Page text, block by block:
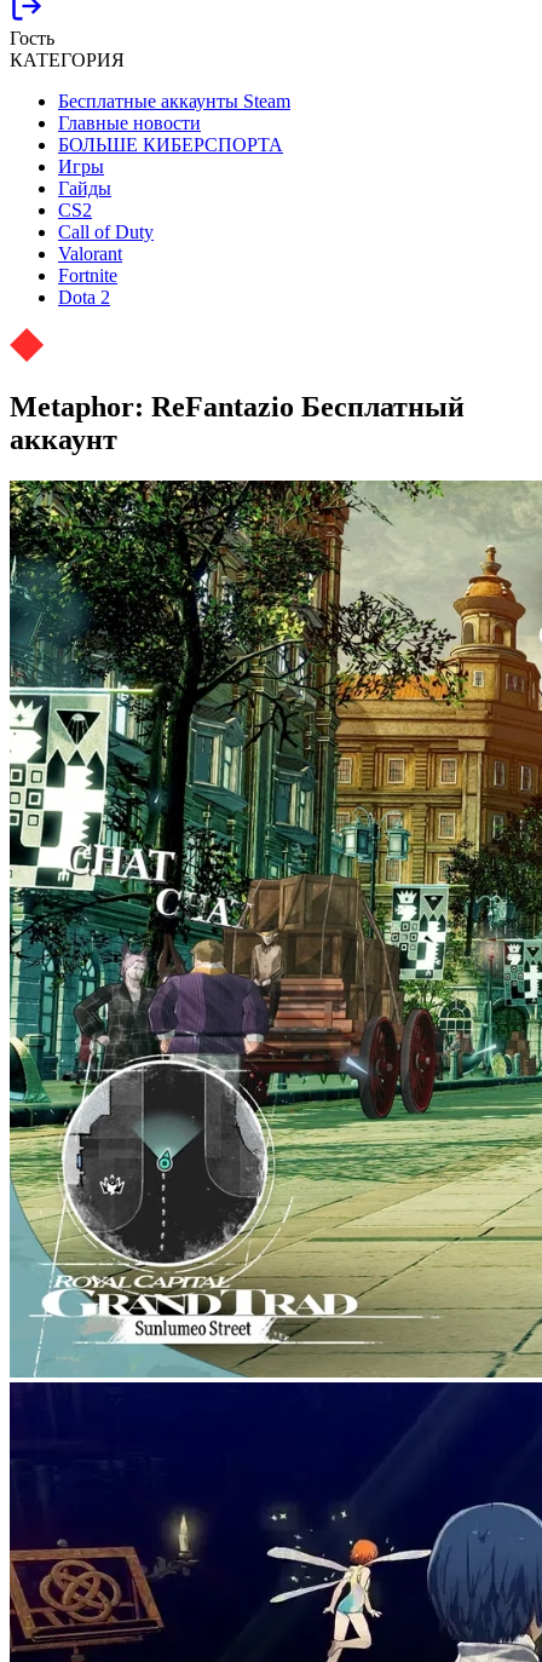
Гость
КАТЕГОРИЯ
Бесплатные аккаунты Steam
Главные новости
БОЛЬШЕ КИБЕРСПОРТА
Игры
Гайды
CS2
Call of Duty
Valorant
Fortnite
Dota 2
Metaphor: ReFantazio Бесплатный
аккаунт